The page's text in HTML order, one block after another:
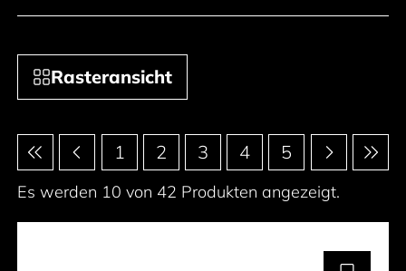
Rasteransicht
Paginierung 1 2 3 4 5
Es werden 10 von 42 Produkten angezeigt.